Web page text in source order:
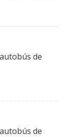
de
de